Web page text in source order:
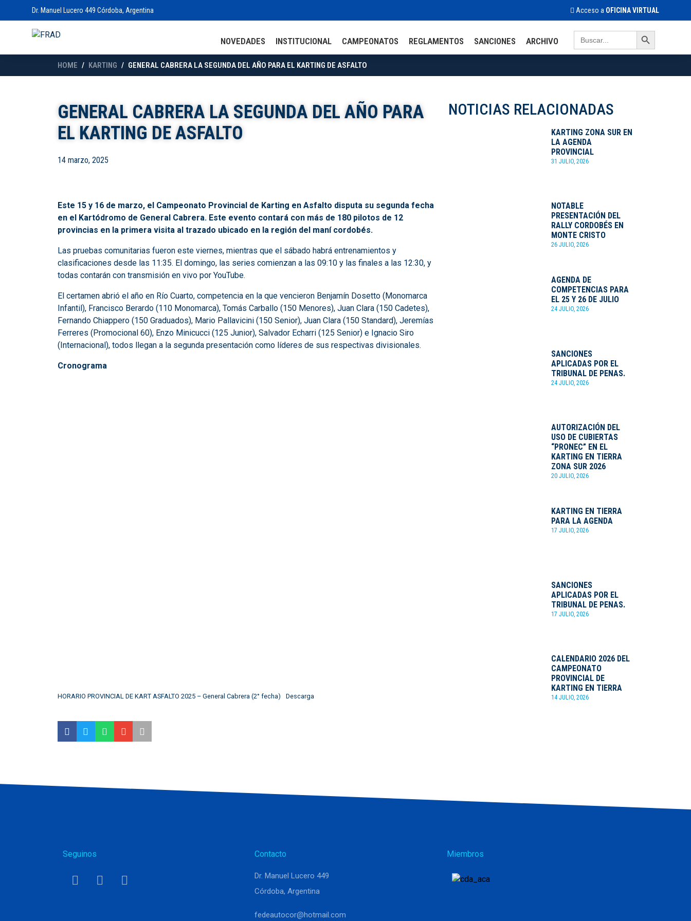
Dr. Manuel Lucero 449 Córdoba, Argentina Acceso a OFICINA VIRTUAL
NOVEDADES INSTITUCIONAL CAMPEONATOS REGLAMENTOS SANCIONES ARCHIVO
Search
for:
Search Button
HOME KARTING GENERAL CABRERA LA SEGUNDA DEL AÑO PARA EL KARTING DE ASFALTO
GENERAL CABRERA LA SEGUNDA DEL AÑO PARA
EL KARTING DE ASFALTO
14 marzo, 2025
Este 15 y 16 de marzo, el Campeonato Provincial de Karting en Asfalto disputa su segunda fecha
en el Kartódromo de General Cabrera. Este evento contará con más de 180 pilotos de 12
provincias en la primera visita al trazado ubicado en la región del maní cordobés.
Las pruebas comunitarias fueron este viernes, mientras que el sábado habrá entrenamientos y
clasificaciones desde las 11:35. El domingo, las series comienzan a las 09:10 y las finales a las 12:30, y
todas contarán con transmisión en vivo por YouTube.
El certamen abrió el año en Río Cuarto, competencia en la que vencieron Benjamín Dosetto (Monomarca
Infantil), Francisco Berardo (110 Monomarca), Tomás Carballo (150 Menores), Juan Clara (150 Cadetes),
Fernando Chiappero (150 Graduados), Mario Pallavicini (150 Senior), Juan Clara (150 Standard), Jeremías
Ferreres (Promocional 60), Enzo Minicucci (125 Junior), Salvador Echarri (125 Senior) e Ignacio Siro
(Internacional), todos llegan a la segunda presentación como líderes de sus respectivas divisionales.
Cronograma
HORARIO PROVINCIAL DE KART ASFALTO 2025 – General Cabrera (2° fecha) Descarga
NOTICIAS RELACIONADAS
KARTING ZONA SUR EN
LA AGENDA
PROVINCIAL
31 JULIO, 2026
NOTABLE
PRESENTACIÓN DEL
RALLY CORDOBÉS EN
MONTE CRISTO
26 JULIO, 2026
AGENDA DE
COMPETENCIAS PARA
EL 25 Y 26 DE JULIO
24 JULIO, 2026
SANCIONES
APLICADAS POR EL
TRIBUNAL DE PENAS.
24 JULIO, 2026
AUTORIZACIÓN DEL
USO DE CUBIERTAS
“PRONEC” EN EL
KARTING EN TIERRA
ZONA SUR 2026
20 JULIO, 2026
KARTING EN TIERRA
PARA LA AGENDA
17 JULIO, 2026
SANCIONES
APLICADAS POR EL
TRIBUNAL DE PENAS.
17 JULIO, 2026
CALENDARIO 2026 DEL
CAMPEONATO
PROVINCIAL DE
KARTING EN TIERRA
14 JULIO, 2026
Seguinos Contacto
Dr. Manuel Lucero 449
Córdoba, Argentina
fedeautocor@hotmail.com
Miembros